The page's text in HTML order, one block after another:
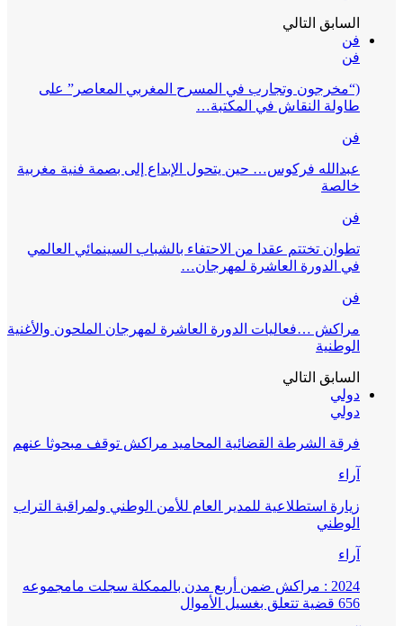
السابق التالي
فن
فن
(“مخرجون وتجارب في المسرح المغربي المعاصر” على
طاولة النقاش في المكتبة…
فن
عبدالله فركوس… حين يتحول الإبداع إلى بصمة فنية مغربية
خالصة
فن
تطوان تختتم عقدا من الاحتفاء بالشباب السينمائي العالمي
في الدورة العاشرة لمهرجان…
فن
مراكش …فعاليات الدورة العاشرة لمهرجان الملحون والأغنية
الوطنية
السابق التالي
دولي
دولي
فرقة الشرطة القضائية المحاميد مراكش توقف مبحوثا عنهم
آراء
زيارة استطلاعية للمدير العام للأمن الوطني ولمراقبة التراب
الوطني
آراء
2024 : مراكش ضمن أربع مدن بالممكلة سجلت مامجموعه
656 قضية تتعلق بغسيل الأموال